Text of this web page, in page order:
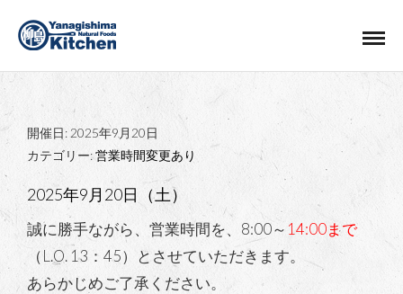
開催日: 2025年9月20日
カテゴリー:営業時間変更あり
2025年9月20日（土）
誠に勝手ながら、営業時間を、8:00～ 14:00まで
（L.O. 13：45）とさせていただきます。
あらかじめご了承ください。